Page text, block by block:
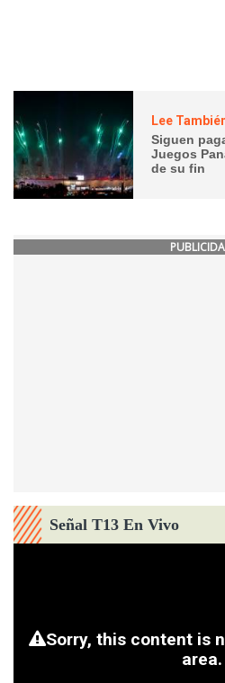
Lee
Siguen
Juegos
de su fin
Señal T13 En Vivo